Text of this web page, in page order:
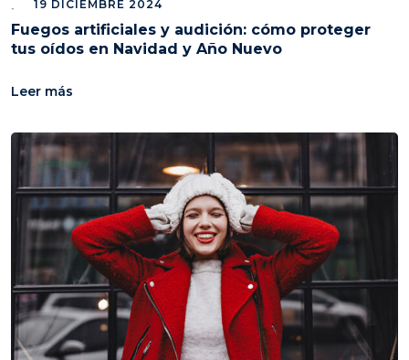
19 DICIEMBRE 2024
Fuegos artificiales y audición: cómo proteger
tus oídos en Navidad y Año Nuevo
Leer más